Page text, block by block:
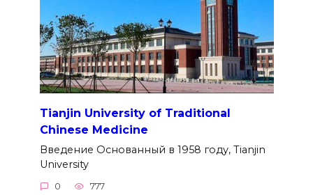
Tianjin University of Traditional
Chinese Medicine
Введение Основанный в 1958 году, Tianjin
University
0 777